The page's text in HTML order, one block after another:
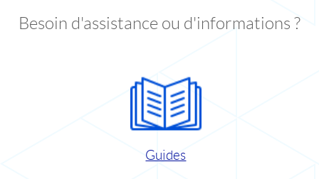
Besoin d'assistance ou d'informations ?
Guides